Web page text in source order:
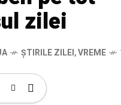
zilei
ȘTIRILE ZILEI,VREME